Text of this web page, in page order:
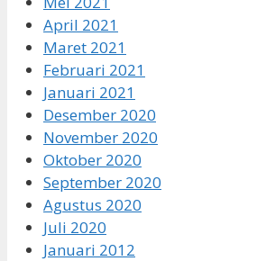
April 2021
Maret 2021
Februari 2021
Januari 2021
Desember 2020
November 2020
Oktober 2020
September 2020
Agustus 2020
Juli 2020
Januari 2012